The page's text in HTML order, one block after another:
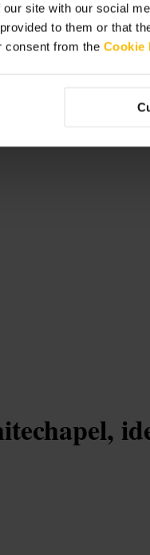
site with our social
to them or that
consent from the Cookie
am Tresen, nimm Ausweis
sind hier schwer